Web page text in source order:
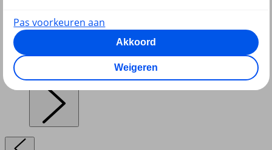
Hypotheek
Pas voorkeuren aan
Akkoord
Weigeren